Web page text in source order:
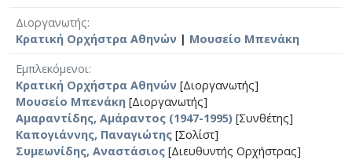
Διοργανωτής
Κρατική Ορχήστρα Αθηνών | Μουσείο Μπενάκη
Εμπλεκόμενοι
Κρατική Ορχήστρα Αθηνών [Διοργανωτής]
Μουσείο Μπενάκη [Διοργανωτής]
Αμαραντίδης, Αμάραντος (1947-1995) [Συνθέτης]
Καπογιάννης, Παναγιώτης [Σολίστ]
Συμεωνίδης, Αναστάσιος [Διευθυντής Ορχήστρας]